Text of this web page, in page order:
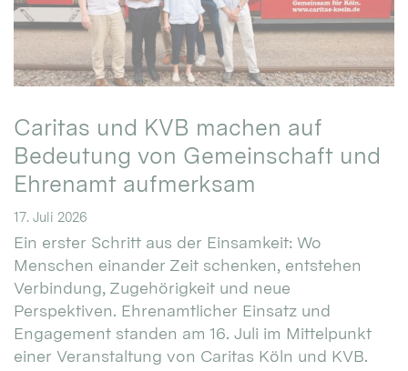
Caritas und KVB machen auf
Bedeutung von Gemeinschaft und
Ehrenamt aufmerksam
17. Juli 2026
Ein erster Schritt aus der Einsamkeit: Wo
Menschen einander Zeit schenken, entstehen
Verbindung, Zugehörigkeit und neue
Perspektiven. Ehrenamtlicher Einsatz und
Engagement standen am 16. Juli im Mittelpunkt
einer Veranstaltung von Caritas Köln und KVB.